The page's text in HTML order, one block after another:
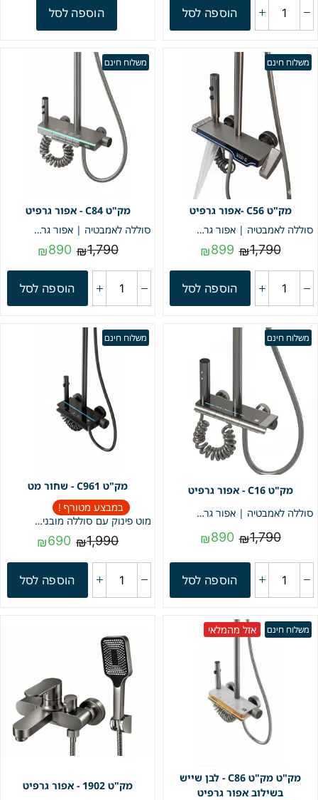
הוספה לסל הוספה לסל
משלוח חינם
C56 -אפור גרפיט
סוללה לאמבטיה | אפור גרפיט | מק"ט C56
₪1,790
₪899
הוספה לסל
משלוח חינם
C84 - אפור גרפיט
סוללה לאמבטיה | אפור גרפיט | מק"ט C84
₪1,790
₪890
הוספה לסל
משלוח חינם
C16 - אפור גרפיט
סוללה לאמבטיה | אפור גרפיט | מק"ט C16
₪1,790
₪890
הוספה לסל
משלוח חינם
C961 - שחור מט
במבצע מטורף !
מוט פינוק עם סוללה מובנית | שחור מט | מק"ט C961
₪1,990
₪690
הוספה לסל
משלוח חינם
מק"ט C86 - לבן שייש
בשילוב אפור גרפיט
אזל מהמלאי
1902 - אפור גרפיט